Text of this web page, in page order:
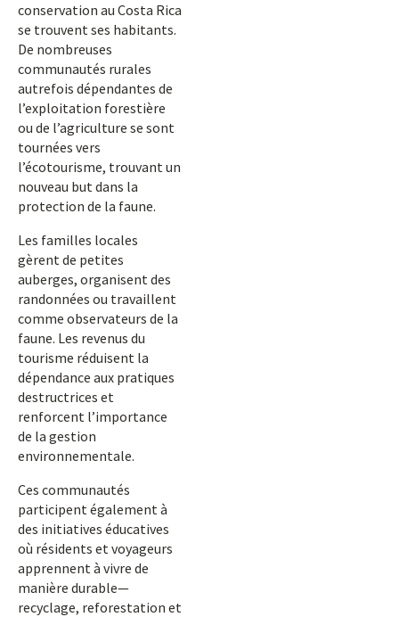
conservation au Costa Rica
se trouvent ses habitants.
De nombreuses
communautés rurales
autrefois dépendantes de
l’exploitation forestière
ou de l’agriculture se sont
tournées vers
l’écotourisme, trouvant un
nouveau but dans la
protection de la faune.
Les familles locales
gèrent de petites
auberges, organisent des
randonnées ou travaillent
comme observateurs de la
faune. Les revenus du
tourisme réduisent la
dépendance aux pratiques
destructrices et
renforcent l’importance
de la gestion
environnementale.
Ces communautés
participent également à
des initiatives éducatives
où résidents et voyageurs
apprennent à vivre de
manière durable—
recyclage, reforestation et